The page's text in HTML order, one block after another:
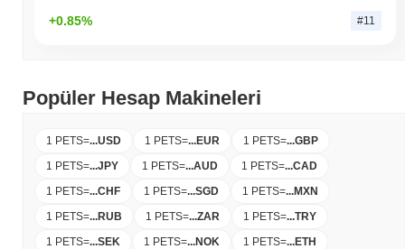
+0.85% #11
Popüler Hesap Makineleri
1 PETS=...USD 1 PETS=...EUR 1 PETS=...GBP
1 PETS=...JPY 1 PETS=...AUD 1 PETS=...CAD
1 PETS=...CHF 1 PETS=...SGD 1 PETS=...MXN
1 PETS=...RUB 1 PETS=...ZAR 1 PETS=...TRY
1 PETS=...SEK 1 PETS=...NOK 1 PETS=...ETH